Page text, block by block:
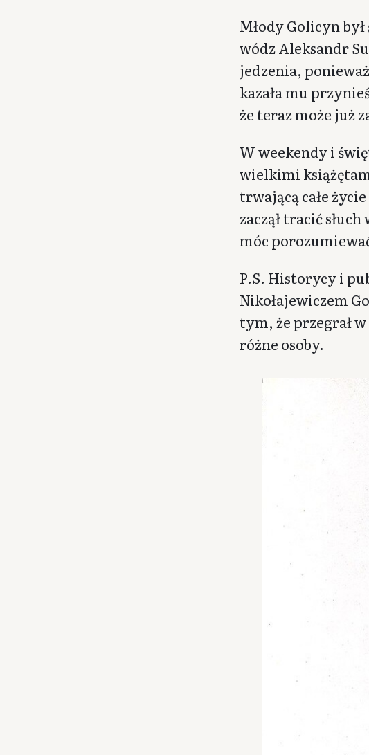
Młody Golicyn
wódz Aleksandr
jedzenia,
kazała mu
że teraz może już
W weekendy i
wielkimi
trwającą całe
zaczął tracić
móc
P.S. Historycy i
Nikołajewiczem
tym, że przegrał
różne osoby.